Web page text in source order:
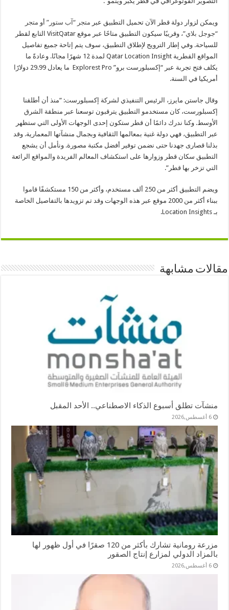
ويمكن لزوار دولة قطر الآن تحميل التطبيق عبر متجر “آب ستور”أو متجر
“جوجل بلاي”، وقريبًا سيكون التطبيق متاحًا عبر موقع VisitQatarالتابع لقطر
للسياحة. وفي إطار الترويج لإطلاق التطبيق، سوف يتم إتاحة جميع تفاصيل
المواقع القطرية Qatar Location Insight
لمدة 12 شهرًا مجانًا. وعادةً ما
يكلف فتح تجربة عبر “إكسبلورست برو” Explorest Pro
ما يعادل 29.99 دولارًا
أمريكيا في السنة.
وقال جاستن مايرز، الرئيس التنفيذي لشركة إكسبلورست: “منذ أن أطلقنا
إكسبلورست، كان مستخدمو التطبيق يترقبون توسعنا عبر منطقة الشرق
الأوسط. وكنا ندرك دائمًا أن قطر ستكون إحدى الوجهات الأولى التي ستظهر
عبر التطبيق، فهي دولة غنية بمعالمها الثقافية وبجمال منشآتها المعمارية. وقد
بذلنا قصارى جهدنا حتى نضمن توفير أفضل مكتبة مصورة. ونأمل أن يشجع
التطبيق سكان قطر وزوارها على استكشاف المعالم الفريدة والمواقع الرائعة
التي تزخر بها قطر”.
ويضم التطبيق أكثر من 250 ألف مستخدم، وأكثر من 150 مستكشفًا قاموا
ببناء أكثر من 2000 موقع عبر هذه الوجهات وقد تم تزويدها بالتفاصيل الخاصة
بـ Location Insights
.
مقالات مشابهة
منشآت تطلق أسبوع الذكاء الاصطناعي.. الأحد المقبل
6 أغسطس,2026
مزرعة رومانية تشارك بأكثر من 120 صقرًا في أول ظهور لها
بالمزاد الدولي لمزارع إنتاج الصقور
6 أغسطس,2026